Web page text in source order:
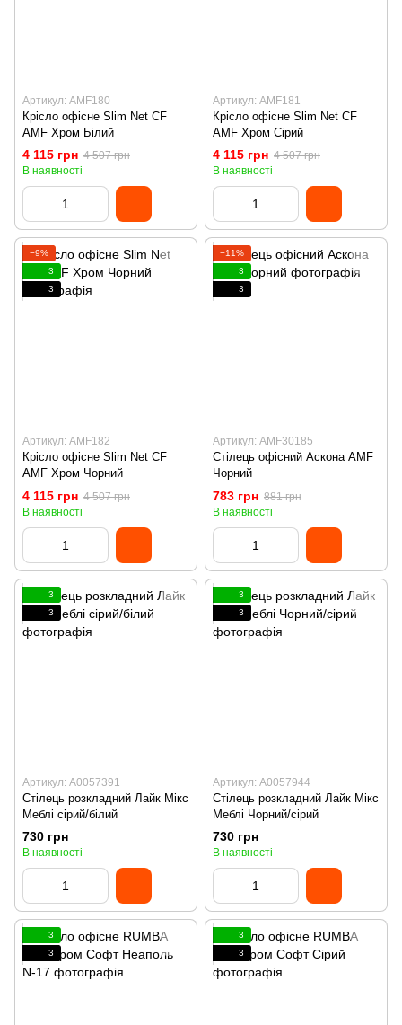
Артикул: AMF180
Крісло офісне Slim Net CF
AMF Хром Білий
4 115 грн 4 507 грн
В наявності
Артикул: AMF181
Крісло офісне Slim Net CF
AMF Хром Сірий
4 115 грн 4 507 грн
В наявності
−9%
3
3
Артикул: AMF182
Крісло офісне Slim Net CF
AMF Хром Чорний
4 115 грн 4 507 грн
В наявності
−11%
3
3
Артикул: AMF30185
Стілець офісний Аскона AMF
Чорний
783 грн 881 грн
В наявності
3
3
Артикул: А0057391
Стілець розкладний Лайк Мікс
Меблі сірий/білий
730 грн
В наявності
3
3
Артикул: А0057944
Стілець розкладний Лайк Мікс
Меблі Чорний/сірий
730 грн
В наявності
3
3
3
3